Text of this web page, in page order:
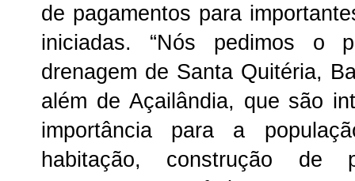
de pagamentos para
iniciadas. “Nós pedimos o
drenagem de Santa Quitéria,
além de Açailândia, que são
importância para a
habitação, construção de